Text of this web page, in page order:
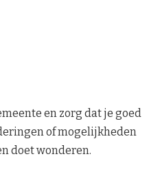
en zorg dat je goed
of mogelijkheden
doet wonderen.